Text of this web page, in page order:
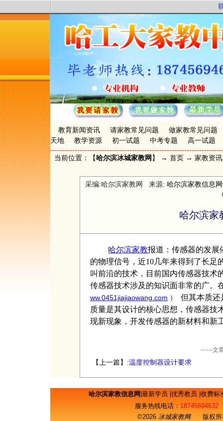
教育新闻资讯 请家教常见问题
做家教常见问题
天地
教学资源 初一试题 中考专题 高一试题
当前位置：【哈尔滨冰城家教网 】 → 首页 → 家教资讯
采编:哈尔滨家教网 来源: 哈尔滨家教信息
哈尔滨家
哈尔滨家教报道： 传感器的发展
的物理信号，近10几年来得到了长足
叫前沿的技术，目前国内传感器技术
传感器技术涉及的知识面非常的广。
ww.0451jiajiaowang.com ）
但其本质还
质量是其设计的核心思想，传感器技
现新现象，开发传感器的新材料和新
------文
【上一篇】:温度控制器设计要求
哈尔滨家教信息网 最新学员 优秀教员 收费标
服务热线电话： 18745694632
©2026 冰城家教网版权所有